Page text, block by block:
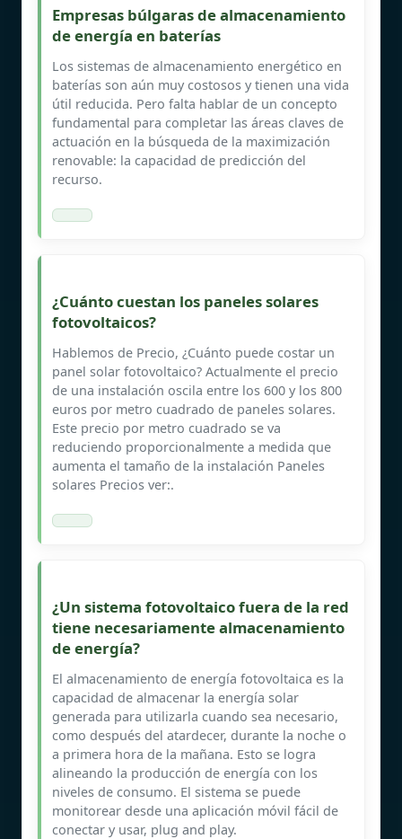
Empresas búlgaras de almacenamiento
de energía en baterías
Los sistemas de almacenamiento energético en
baterías son aún muy costosos y tienen una vida
útil reducida. Pero falta hablar de un concepto
fundamental para completar las áreas claves de
actuación en la búsqueda de la maximización
renovable: la capacidad de predicción del
recurso.
¿Cuánto cuestan los paneles solares
fotovoltaicos?
Hablemos de Precio, ¿Cuánto puede costar un
panel solar fotovoltaico? Actualmente el precio
de una instalación oscila entre los 600 y los 800
euros por metro cuadrado de paneles solares.
Este precio por metro cuadrado se va
reduciendo proporcionalmente a medida que
aumenta el tamaño de la instalación Paneles
solares Precios ver:.
¿Un sistema fotovoltaico fuera de la red
tiene necesariamente almacenamiento
de energía?
El almacenamiento de energía fotovoltaica es la
capacidad de almacenar la energía solar
generada para utilizarla cuando sea necesario,
como después del atardecer, durante la noche o
a primera hora de la mañana. Esto se logra
alineando la producción de energía con los
niveles de consumo. El sistema se puede
monitorear desde una aplicación móvil fácil de
conectar y usar, plug and play.